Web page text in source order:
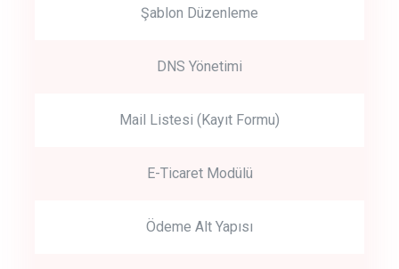
Şablon Düzenleme
DNS Yönetimi
Mail Listesi (Kayıt Formu)
E-Ticaret Modülü
Ödeme Alt Yapısı